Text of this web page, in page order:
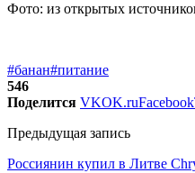
Фото: из открытых
#банан#питание
546
Поделится VKOK.ruFacebook
Предыдущая запись
Россиянин купил в Литве